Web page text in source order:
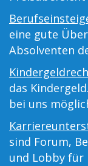
eine gute
Absolventen
das
bei uns
sind Forum,
und Lobby für